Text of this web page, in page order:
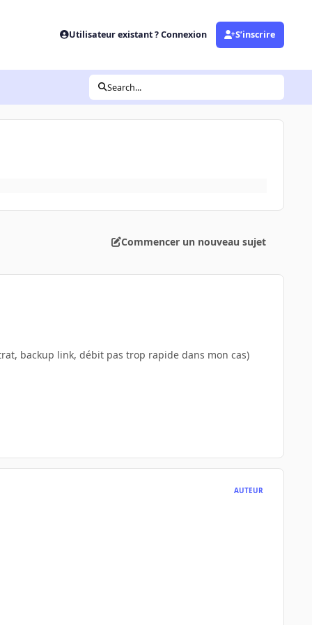
Utilisateur existant ? Connexion S’inscrire
Search...
Commencer un nouveau sujet
backup link, débit pas trop rapide dans mon cas)
AUTEUR